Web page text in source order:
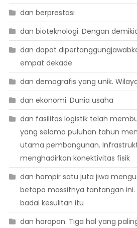
dan berprestasi
dan bioteknologi. Dengan
dan dapat
empat dekade
dan demografis yang unik.
dan ekonomi. Dunia usaha
dan fasilitas logistik telah
yang selama puluhan tahun
utama pembangunan.
menghadirkan konektivitas fisik
dan hampir satu juta jiwa
betapa massifnya tantangan
badai kesulitan itu
dan harapan. Tiga hal yang